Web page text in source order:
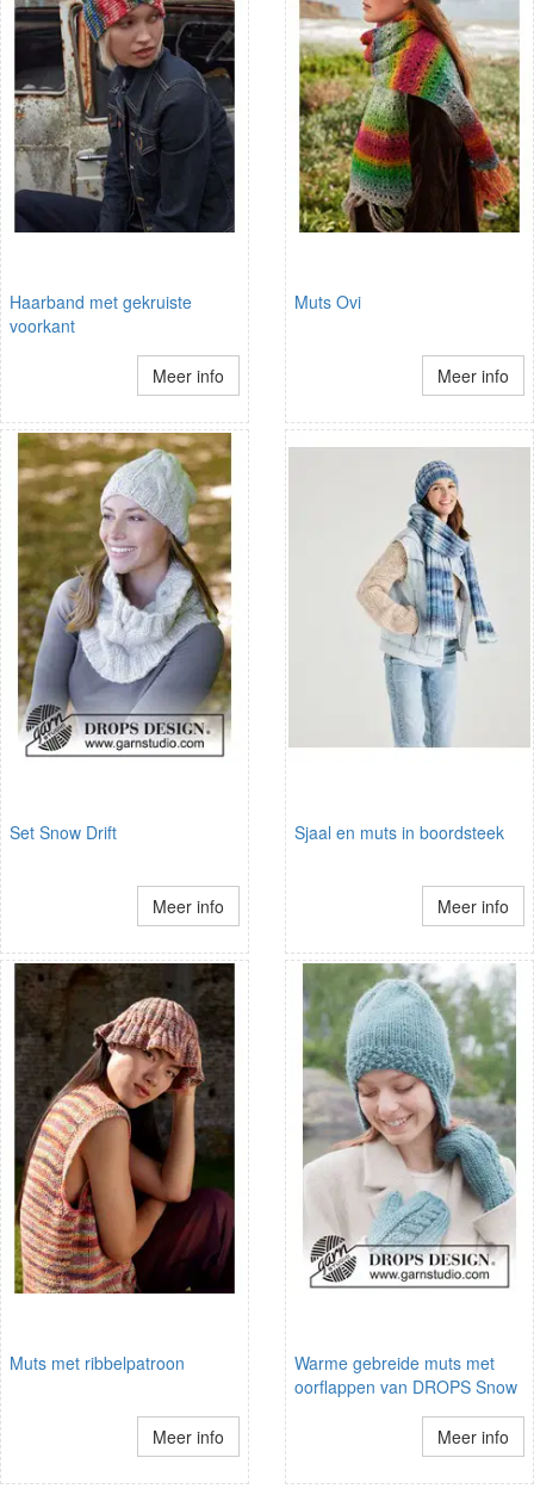
Haarband met gekruiste
voorkant
Meer info
Muts Ovi
Meer info
Set Snow Drift
Meer info
Sjaal en muts in boordsteek
Meer info
Muts met ribbelpatroon
Meer info
Warme gebreide muts met
oorflappen van DROPS Snow
Meer info